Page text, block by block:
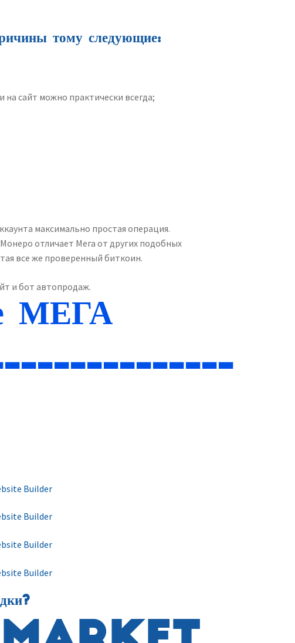
тому следующие:
на сайт можно практически всегда;
максимально простая операция.
отличает Мега от других подобных
все же проверенный биткоин.
и бот автопродаж.
МЕГА